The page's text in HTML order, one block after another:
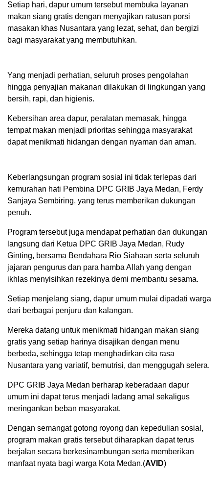
Setiap hari, dapur umum tersebut membuka layanan
makan siang gratis dengan menyajikan ratusan porsi
masakan khas Nusantara yang lezat, sehat, dan bergizi
bagi masyarakat yang membutuhkan.
Yang menjadi perhatian, seluruh proses pengolahan
hingga penyajian makanan dilakukan di lingkungan yang
bersih, rapi, dan higienis.
Kebersihan area dapur, peralatan memasak, hingga
tempat makan menjadi prioritas sehingga masyarakat
dapat menikmati hidangan dengan nyaman dan aman.
Keberlangsungan program sosial ini tidak terlepas dari
kemurahan hati Pembina DPC GRIB Jaya Medan, Ferdy
Sanjaya Sembiring, yang terus memberikan dukungan
penuh.
Program tersebut juga mendapat perhatian dan dukungan
langsung dari Ketua DPC GRIB Jaya Medan, Rudy
Ginting, bersama Bendahara Rio Siahaan serta seluruh
jajaran pengurus dan para hamba Allah yang dengan
ikhlas menyisihkan rezekinya demi membantu sesama.
Setiap menjelang siang, dapur umum mulai dipadati warga
dari berbagai penjuru dan kalangan.
Mereka datang untuk menikmati hidangan makan siang
gratis yang setiap harinya disajikan dengan menu
berbeda, sehingga tetap menghadirkan cita rasa
Nusantara yang variatif, bernutrisi, dan menggugah selera.
DPC GRIB Jaya Medan berharap keberadaan dapur
umum ini dapat terus menjadi ladang amal sekaligus
meringankan beban masyarakat.
Dengan semangat gotong royong dan kepedulian sosial,
program makan gratis tersebut diharapkan dapat terus
berjalan secara berkesinambungan serta memberikan
manfaat nyata bagi warga Kota Medan.(AVID)